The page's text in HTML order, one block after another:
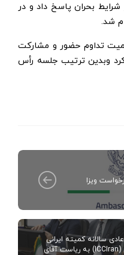
بحران پاسخ داد و در
شد.
تداوم حضور و مشارکت
وبدین ترتیب جلسه رأس
ویزا
سالانه کمیته ایرانی
اتاق بازرگانی بین‌المللی (ICCIran) به ریاست آقای